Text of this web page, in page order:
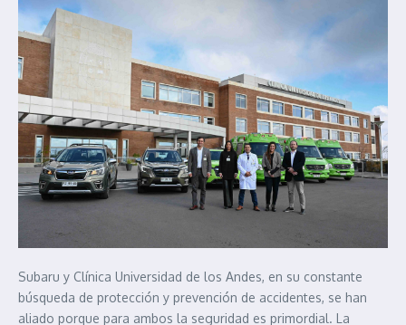
Subaru y Clínica Universidad de los Andes, en su constante
búsqueda de protección y prevención de accidentes, se han
aliado porque para ambos la seguridad es primordial. La